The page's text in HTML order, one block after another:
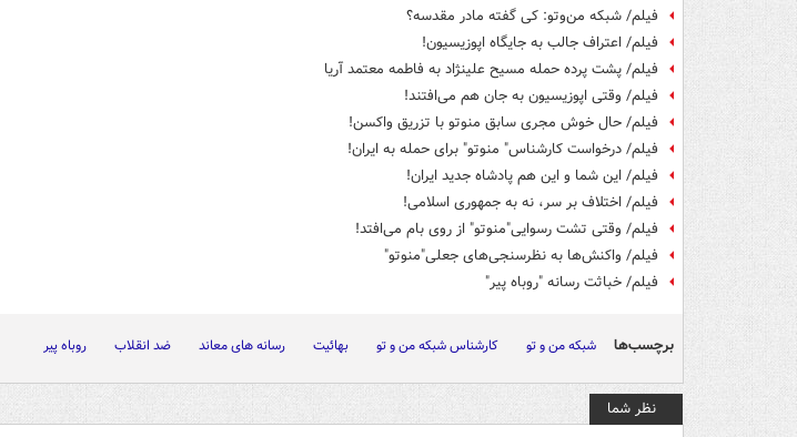
فیلم/ شبکه من‌وتو: کی گفته مادر مقدسه؟
فیلم/ اعتراف جالب به جایگاه اپوزیسیون!
فیلم/ پشت پرده حمله مسیح علینژاد به فاطمه معتمد آریا
فیلم/ وقتی اپوزیسیون به جان هم می‌افتند!
فیلم/ حال خوش مجری سابق منوتو با تزریق واکسن!
فیلم/ درخواست کارشناس" منوتو" برای حمله به ایران!
فیلم/ این شما و این هم پادشاه جدید ایران!
فیلم/ اختلاف بر سر، نه به جمهوری اسلامی!
فیلم/ وقتی تشت رسوایی"منوتو" از روی بام می‌افتد!
فیلم/ واکنش‌ها به نظرسنجی‌های جعلی"منوتو"
فیلم/ خباثت رسانه "روباه پیر"
برچسب‌ها شبکه من و تو کارشناس شبکه من و تو بهائیت رسانه های معاند ضد انقلاب روباه پیر
نظر شما